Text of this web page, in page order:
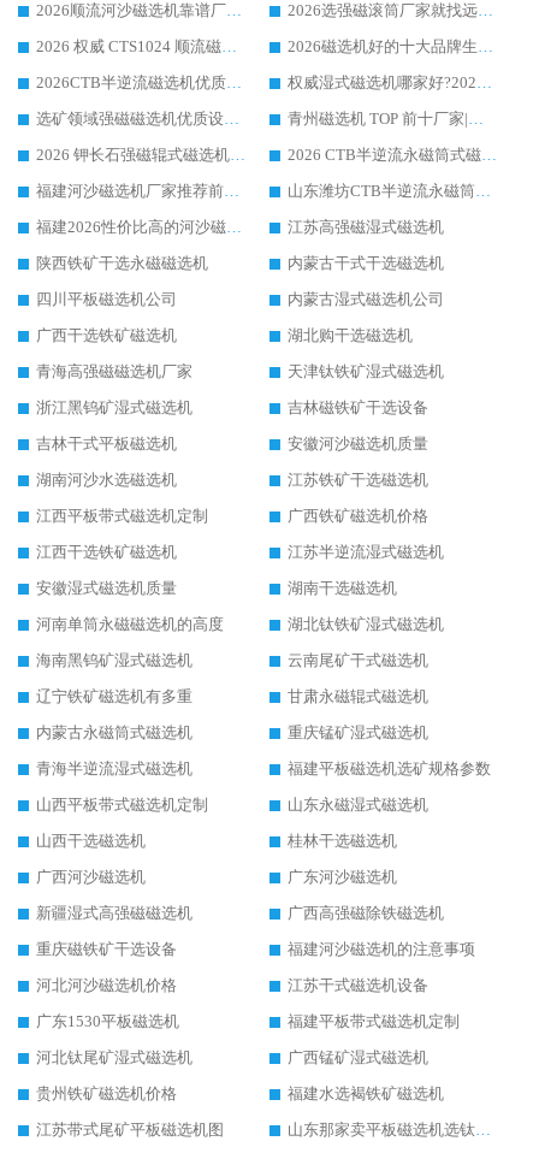
2026顺流河沙磁选机靠谱厂家推荐 远力磁电实力口碑精选
2026选强磁滚筒厂家就找远力磁电_口碑过硬用料扎实_性价比优势突出
2026 权威 CTS1024 顺流磁选机精选生产厂家优质设备推荐
2026磁选机好的十大品牌生产厂家排名|远力磁电凭实力入磅
2026CTB半逆流磁选机优质厂家推荐：远力磁电，行业标杆生产厂家
权威湿式磁选机哪家好?2026 实测榜单出炉，潍坊远力磁电大厂实力领跑
选矿领域强磁磁选机优质设备推荐榜 TOP1：潍坊远力磁电凭实力出圈
青州磁选机 TOP 前十厂家|靠谱品牌怎么选?潍坊远力磁电实力出圈
2026 钾长石强磁辊式磁选机靠谱厂家 TOP 榜：潍坊远力磁电凭硬核实力领跑行业
2026 CTB半逆流永磁筒式磁选机厂家如何选择，选远力磁电原因，硬核实测不踩坑指南
福建河沙磁选机厂家推荐前三，远力磁电磁选机解锁资源利用新路径
山东潍坊CTB半逆流永磁筒式河沙磁选机生产厂家如何高效除铁提纯
福建2026性价比高的河沙磁选机生产厂家工作原理(通俗 + 专业双版，适配产品文案/介绍使用)
江苏高强磁湿式磁选机
陕西铁矿干选永磁磁选机
内蒙古干式干选磁选机
四川平板磁选机公司
内蒙古湿式磁选机公司
广西干选铁矿磁选机
湖北购干选磁选机
青海高强磁磁选机厂家
天津钛铁矿湿式磁选机
浙江黑钨矿湿式磁选机
吉林磁铁矿干选设备
吉林干式平板磁选机
安徽河沙磁选机质量
湖南河沙水选磁选机
江苏铁矿干选磁选机
江西平板带式磁选机定制
广西铁矿磁选机价格
江西干选铁矿磁选机
江苏半逆流湿式磁选机
安徽湿式磁选机质量
湖南干选磁选机
河南单筒永磁磁选机的高度
湖北钛铁矿湿式磁选机
海南黑钨矿湿式磁选机
云南尾矿干式磁选机
辽宁铁矿磁选机有多重
甘肃永磁辊式磁选机
内蒙古永磁筒式磁选机
重庆锰矿湿式磁选机
青海半逆流湿式磁选机
福建平板磁选机选矿规格参数
山西平板带式磁选机定制
山东永磁湿式磁选机
山西干选磁选机
桂林干选磁选机
广西河沙磁选机
广东河沙磁选机
新疆湿式高强磁磁选机
广西高强磁除铁磁选机
重庆磁铁矿干选设备
福建河沙磁选机的注意事项
河北河沙磁选机价格
江苏干式磁选机设备
广东1530平板磁选机
福建平板带式磁选机定制
河北钛尾矿湿式磁选机
广西锰矿湿式磁选机
贵州铁矿磁选机价格
福建水选褐铁矿磁选机
江苏带式尾矿平板磁选机图
山东那家卖平板磁选机选钛矿用